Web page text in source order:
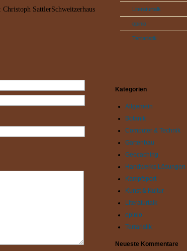
SattlerSchweitzerhaus
Literaturtalk
opinio
Terraristik
Kategorien
Allgemein
Botanik
Computer & Technik
Gartenbau
Geocaching
Handwerks Lösungen
Kampfsport
Kunst & Kultur
Literaturtalk
opinio
Terraristik
Neueste Kommentare